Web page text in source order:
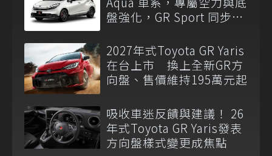
盤強化，GR Sport 同步亮
2027年式Toyota GR Yaris
在台上市 換上全新GR方
向盤、售價維持195萬元起
吸收車迷反饋與建議！ 26
年式Toyota GR Yaris發表
方向盤樣式變更成焦點